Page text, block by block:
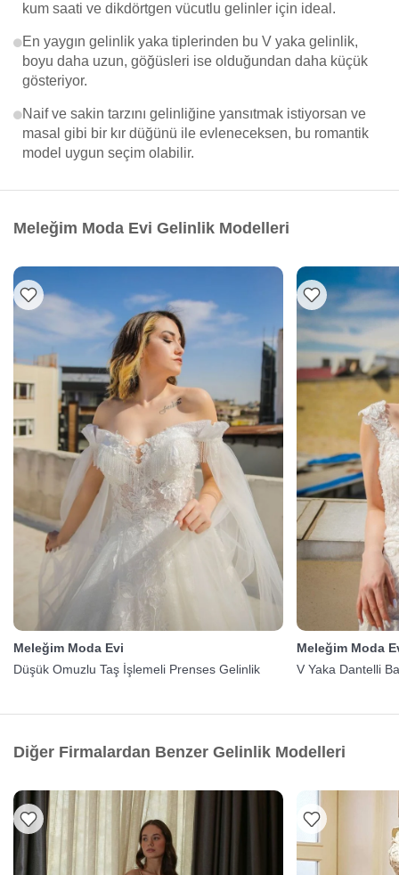
kum saati ve dikdörtgen vücutlu gelinler için ideal.
En yaygın gelinlik yaka tiplerinden bu V yaka gelinlik,
boyu daha uzun, göğüsleri ise olduğundan daha küçük
gösteriyor.
Naif ve sakin tarzını gelinliğine yansıtmak istiyorsan ve
masal gibi bir kır düğünü ile evleneceksen, bu romantik
model uygun seçim olabilir.
Meleğim Moda Evi Gelinlik Modelleri
Meleğim Moda Evi
Düşük Omuzlu Taş İşlemeli Prenses Gelinlik
Meleğim Moda
V Yaka Dantelli
Diğer Firmalardan Benzer Gelinlik Modelleri